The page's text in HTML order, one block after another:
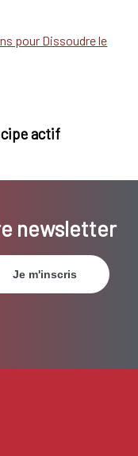
pour Dissoudre le
actif
newsletter